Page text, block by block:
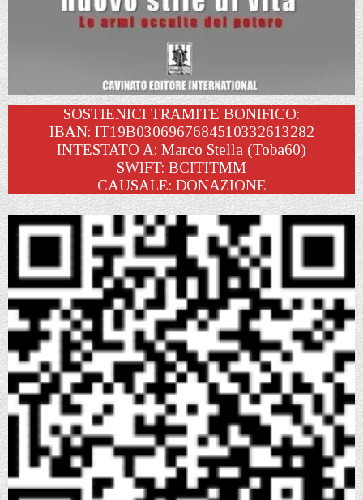
SOSTIENICI TRAMITE BONIFICO:
IBAN: IT19B0306967684510332613282
INTESTATO A: Marco Stella (Toba60)
SWIFT: BCITITMM
CAUSALE: DONAZIONE